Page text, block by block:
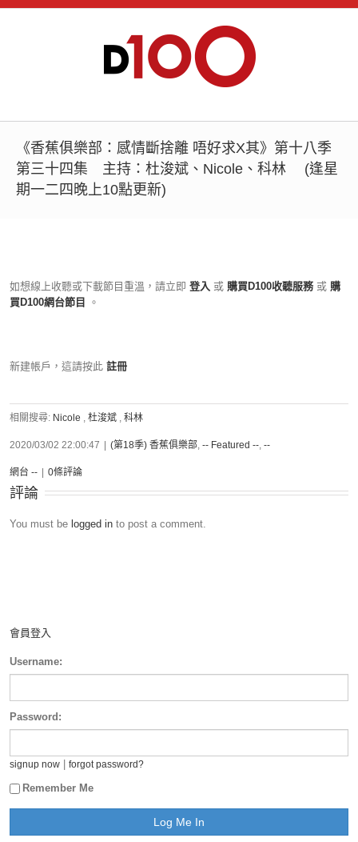
《香蕉俱樂部：感情斷捨離 唔好求X其》第十八季
第三十四集 主持：杜浚斌、Nicole、科林 (逢星
期一二四晚上10點更新)
如想線上收聽或下載節目重溫，請立即 登入 或 購買D100收聽服務 或 購
買D100網台節目
。
新建帳戶，這請按此 註冊
相關搜尋: Nicole , 杜浚斌 , 科林
2020/03/02 22:00:47 (第18季) 香蕉俱樂部, -- Featured --, --
網台 -- 0條評論
評論
You must be logged in to post a comment.
會員登入
Username:
Password:
signup now forgot password?
Remember Me